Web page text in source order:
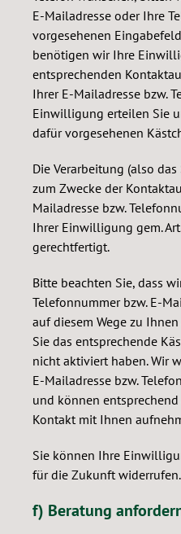
E-Mailadresse oder Ihre
vorgesehenen
benötigen wir Ihre
entsprechenden
Ihrer E-Mailadresse bzw.
Einwilligung erteilen Sie
dafür vorgesehenen
Die Verarbeitung (also
zum Zwecke der
Mailadresse bzw.
Ihrer Einwilligung gem.
gerechtfertigt.
Bitte beachten Sie, dass
Telefonnummer bzw. E-
auf diesem Wege zu
Sie das entsprechende
nicht aktiviert haben. Wir
E-Mailadresse bzw.
und können
Kontakt mit Ihnen
Sie können Ihre
für die Zukunft widerrufen.
f) Beratung